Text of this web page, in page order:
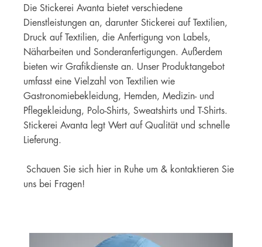
Die Stickerei Avanta bietet verschiedene
Dienstleistungen an, darunter Stickerei auf Textilien,
Druck auf Textilien, die Anfertigung von Labels,
Näharbeiten und Sonderanfertigungen. Außerdem
bieten wir Grafikdienste an. Unser Produktangebot
umfasst eine Vielzahl von Textilien wie
Gastronomiebekleidung, Hemden, Medizin- und
Pflegekleidung, Polo-Shirts, Sweatshirts und T-Shirts.
Stickerei Avanta legt Wert auf Qualität und schnelle
Lieferung.
Schauen Sie sich hier in Ruhe um & kontaktieren Sie
uns bei Fragen!